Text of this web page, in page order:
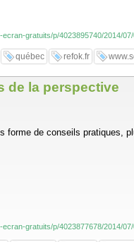
gratuits/p/4023895740/2014/
québec refok.fr
de la perspective
de conseils pratiques,
gratuits/p/4023877678/2014/